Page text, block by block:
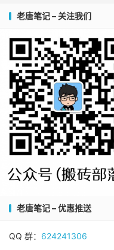
老唐笔记 – 关注我们
老唐笔记 – 优惠推送
QQ 群： 624241306